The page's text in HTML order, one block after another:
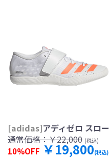
[adidas]アディゼロ スロー
通常価格：￥22,000 (税込)
10%OFF ￥19,800(税込)